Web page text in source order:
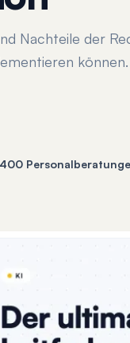
Nachteile der
können.